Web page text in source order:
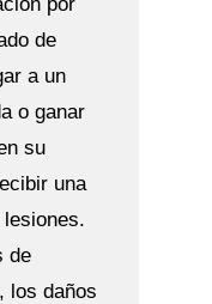
de
a un
o ganar
su
una
de
los daños